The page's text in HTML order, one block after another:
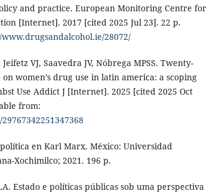
and practice. European Monitoring Centre for
[Internet]. 2017 [cited 2025 Jul 23]. 22 p.
28072/
VJ, Saavedra JV, Nóbrega MPSS. Twenty-
women’s drug use in latin america: a scoping
Use Addict J [Internet]. 2025 [cited 2025 Oct
from:
en Karl Marx. México: Universidad
Xochimilco; 2021. 196 p.
Estado e políticas públicas sob uma perspectiva